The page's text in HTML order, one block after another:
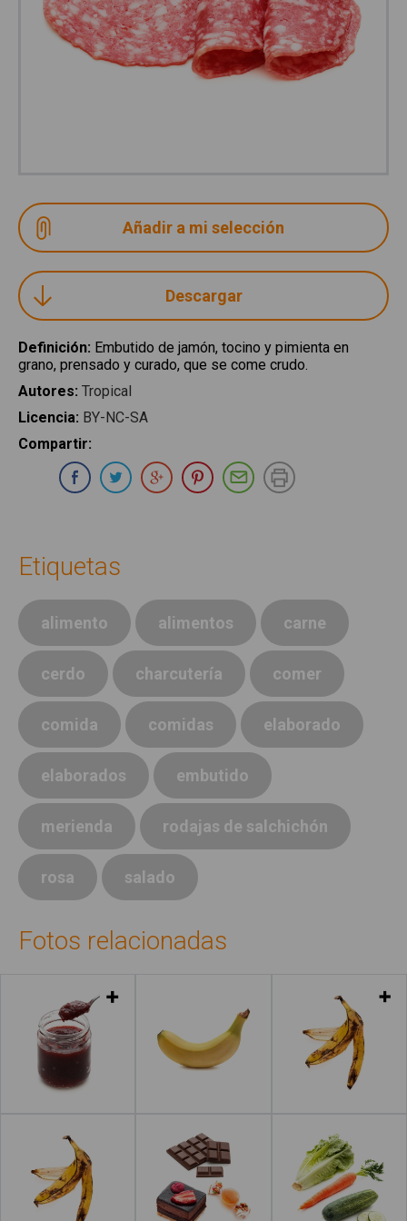
Descargar
Definición: Embutido de jamón, tocino y pimienta en
grano, prensado y curado, que se come crudo.
Autores: Tropical
Licencia: BY-NC-SA
Compartir:
Compartir en Whatsapp
Compartir en Facebook
Compartir en Twitter
Compartir en Google Plus
Compartir en Pinterest
Compartir por E-
Etiquetas
alimento alimentos carne
cerdo charcutería comer
comida comidas elaborado
elaborados embutido
merienda rodajas de salchichón
rosa salado
Fotos relacionadas